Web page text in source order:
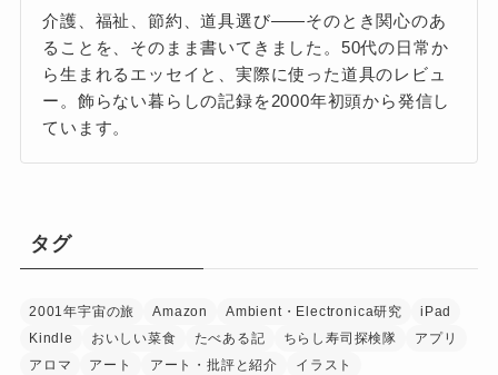
介護、福祉、節約、道具選び——そのとき関心のあ
ることを、そのまま書いてきました。50代の日常か
ら生まれるエッセイと、実際に使った道具のレビュ
ー。飾らない暮らしの記録を2000年初頭から発信し
ています。
タグ
2001年宇宙の旅 Amazon Ambient・Electronica研究
iPad
Kindle
おいしい菜食 たべある記 ちらし寿司探検隊
アプリ
アロマ
アート アート・批評と紹介
イラスト